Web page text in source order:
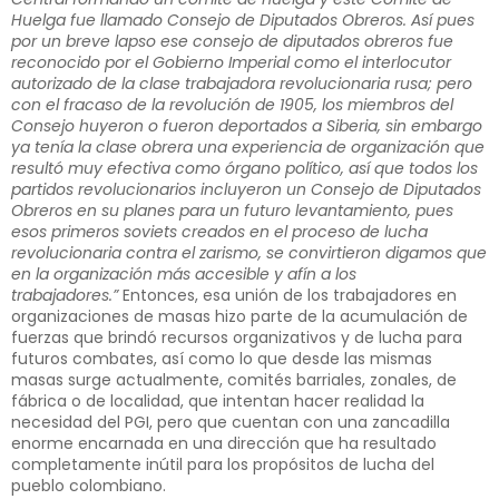
Huelga fue llamado Consejo de Diputados Obreros. Así pues
por un breve lapso ese consejo de diputados obreros fue
reconocido por el Gobierno Imperial como el interlocutor
autorizado de la clase trabajadora revolucionaria rusa; pero
con el fracaso de la revolución de 1905, los miembros del
Consejo huyeron o fueron deportados a Siberia, sin embargo
ya tenía la clase obrera una experiencia de organización que
resultó muy efectiva como órgano político, así que todos los
partidos revolucionarios incluyeron un Consejo de Diputados
Obreros en su planes para un futuro levantamiento, pues
esos primeros soviets creados en el proceso de lucha
revolucionaria contra el zarismo, se convirtieron digamos que
en la organización más accesible y afín a los
trabajadores.”Entonces, esa unión de los trabajadores en
organizaciones de masas hizo parte de la acumulación de
fuerzas que brindó recursos organizativos y de lucha para
futuros combates, así como lo que desde las mismas
masas surge actualmente, comités barriales, zonales, de
fábrica o de localidad, que intentan hacer realidad la
necesidad del PGI, pero que cuentan con una zancadilla
enorme encarnada en una dirección que ha resultado
completamente inútil para los propósitos de lucha del
pueblo colombiano.